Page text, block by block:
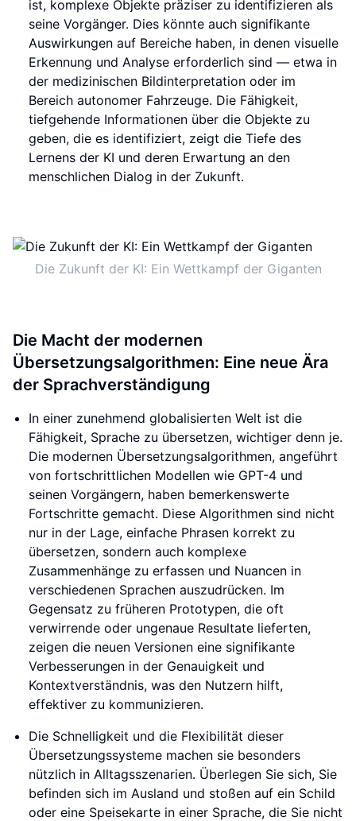
ist, komplexe Objekte präziser zu identifizieren als
seine Vorgänger. Dies könnte auch signifikante
Auswirkungen auf Bereiche haben, in denen visuelle
Erkennung und Analyse erforderlich sind — etwa in
der medizinischen Bildinterpretation oder im
Bereich autonomer Fahrzeuge. Die Fähigkeit,
tiefgehende Informationen über die Objekte zu
geben, die es identifiziert, zeigt die Tiefe des
Lernens der KI und deren Erwartung an den
menschlichen Dialog in der Zukunft.
Die Zukunft der KI: Ein Wettkampf der Giganten
Die Macht der modernen
Übersetzungsalgorithmen: Eine neue Ära
der Sprachverständigung
In einer zunehmend globalisierten Welt ist die
Fähigkeit, Sprache zu übersetzen, wichtiger denn je.
Die modernen Übersetzungsalgorithmen, angeführt
von fortschrittlichen Modellen wie GPT-4 und
seinen Vorgängern, haben bemerkenswerte
Fortschritte gemacht. Diese Algorithmen sind nicht
nur in der Lage, einfache Phrasen korrekt zu
übersetzen, sondern auch komplexe
Zusammenhänge zu erfassen und Nuancen in
verschiedenen Sprachen auszudrücken. Im
Gegensatz zu früheren Prototypen, die oft
verwirrende oder ungenaue Resultate lieferten,
zeigen die neuen Versionen eine signifikante
Verbesserungen in der Genauigkeit und
Kontextverständnis, was den Nutzern hilft,
effektiver zu kommunizieren.
Die Schnelligkeit und die Flexibilität dieser
Übersetzungssysteme machen sie besonders
nützlich in Alltagsszenarien. Überlegen Sie sich, Sie
befinden sich im Ausland und stoßen auf ein Schild
oder eine Speisekarte in einer Sprache, die Sie nicht